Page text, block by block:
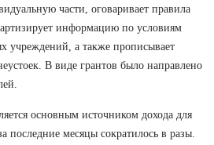
части, оговаривает правила
информацию по условиям
учреждений, а также прописывает
В виде грантов было направлено
основным источником дохода для
последние месяцы сократилось в разы.